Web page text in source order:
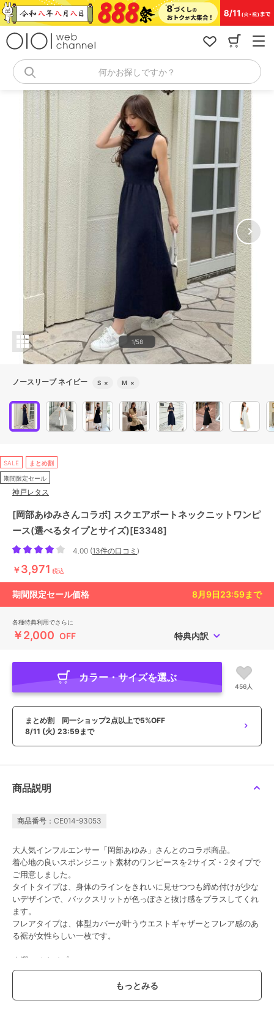
コ
ン
何かお探しですか？
1/58
ノースリーブ ネイビー S × M ×
SALE まとめ割
期間限定セール
神戸レタス
[岡部あゆみさんコラボ] スクエアボートネックニットワンピ
ース(選べるタイプとサイズ)[E3348]
4.00 (13件の口コミ )
￥3,971 税込
期間限定セール価格 8月9日23:59まで
各種特典利用でさらに
￥2,000 OFF 特典内訳
カラー・サイズを選ぶ
456人
まとめ割 同一ショップ2点以上で5%OFF
8/11 (火) 23:59まで
商品説明
商品番号：CE014-93053
大人気インフルエンサー「岡部あゆみ」さんとのコラボ商品。
着心地の良いスポンジニット素材のワンピースを2サイズ・2タイプで
ご用意しました。
タイトタイプは、身体のラインをきれいに見せつつも締め付けが少な
いデザインで、バックスリットが色っぽさと抜け感をプラスしてくれ
ます。
フレアタイプは、体型カバーが叶うウエストギャザーとフレア感のあ
る裾が女性らしい一枚です。
★選べるタイプ
＞5分袖フレア
＞タイト（無くなり次第終了予定）